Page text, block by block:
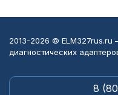
2013-2026 © ELM327rus.ru
диагностических
8